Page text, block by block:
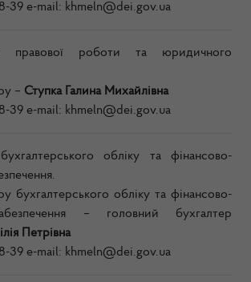
39 e-mail: khmeln@dei.gov.ua
роботи та юридичного
– Ступка Галина Михайлівна
39 e-mail: khmeln@dei.gov.ua
обліку та фінансово-
бухгалтерського обліку та фінансово-
– головний бухгалтер
Петрівна
39 e-mail: khmeln@dei.gov.ua